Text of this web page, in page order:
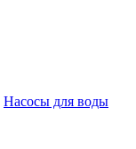
Насосы для воды